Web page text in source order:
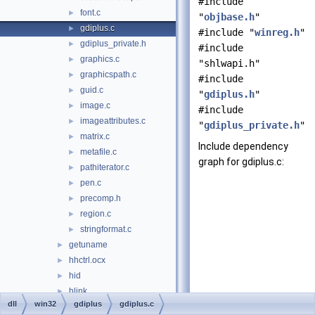
► font.c
► gdiplus.c
► gdiplus_private.h
► graphics.c
► graphicspath.c
► guid.c
► image.c
► imageattributes.c
► matrix.c
► metafile.c
► pathiterator.c
► pen.c
► precomp.h
► region.c
► stringformat.c
► getuname
► hhctrl.ocx
► hid
► hlink
► hnetcfg
"objbase.h"
#include "winreg.h"
#include
"shlwapi.h"
#include
"gdiplus.h"
#include
"gdiplus_private.h"
Include dependency
graph for gdiplus.c:
dll win32 gdiplus gdiplus.c